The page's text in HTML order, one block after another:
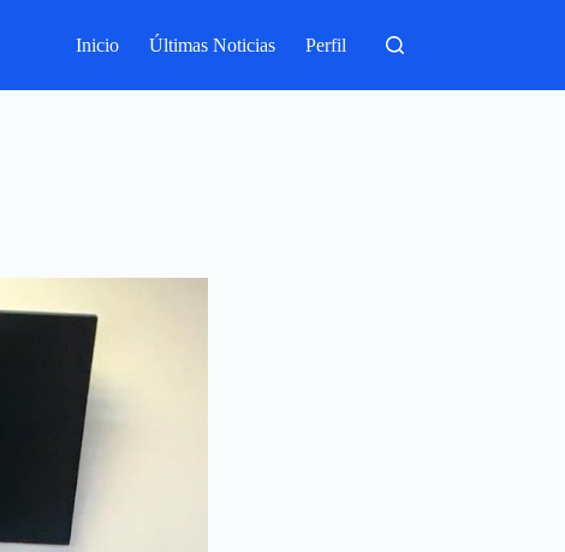
Inicio Últimas Noticias Perfil